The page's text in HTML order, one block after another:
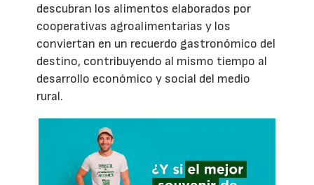
descubran los alimentos elaborados por
cooperativas agroalimentarias y los
conviertan en un recuerdo gastronómico del
destino, contribuyendo al mismo tiempo al
desarrollo económico y social del medio
rural.